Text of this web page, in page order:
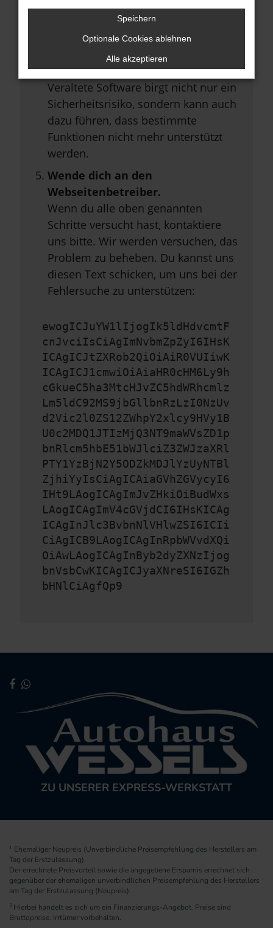
Stelle sicher, dass dein Browser
und dein Betriebssystem auf dem
neuesten Stand sind.
Veraltete Software birgt nicht nur ein
Sicherheitsrisiko, sondern kann auch
dazu führen, dass bestimmte
Funktionen nicht mehr unterstützt
werden.
Wende dich an den
Webseitenbetreiber.
Wenn du alle oben genannten
Schritte versucht hast, kontaktiere
uns bitte. Wir werden versuchen, das
Problem zu beheben. Du kannst uns
diesen Text schicken, um uns bei der
Fehlersuche zu unterstützen:
ewogICJuYW1lIjogIk5ldHdvcmtF
cnJvciIsCiAgImNvbmZpZyI6IHsK
ICAgICJtZXRob2QiOiAiR0VUIiwK
ICAgICJ1cmwiOiAiaHR0cHM6Ly9h
cGkueC5ha3MtcHJvZC5hdWRhcmlz
Lm5ldC92MS9jbGllbnRzLzI0NzUv
d2Vic2l0ZS12ZWhpY2xlcy9HVy1B
U0c2MDQ1JTIzMjQ3NT9maWVsZD1p
bnRlcm5hbE51bWJlciZ3ZWJzaXRl
PTY1YzBjN2Y5ODZkMDJlYzUyNTBl
ZjhiYyIsCiAgICAiaGVhZGVycyI6
IHt9LAogICAgImJvZHkiOiBudWxs
LAogICAgImV4cGVjdCI6IHsKICAg
ICAgInJlc3BvbnNlVHlwZSI6ICIi
CiAgICB9LAogICAgInRpbWVvdXQi
OiAwLAogICAgInByb2dyZXNzIjog
bnVsbCwKICAgICJyaXNreSI6IGZh
bHNlCiAgfQp9
ZU UNSERER EXPRESS-WERKSTATT
1 Ehemaliger Neupreis (Unverbindliche Preisempfehlung des Herstellers am
Tag der Erstzulassung).
Der errechnete Preisvorteil sowie die angegebene Ersparnis errechnet sich
gegenüber der ehemaligen unverbindlichen Preisempfehlung des Herstellers
am Tag der Erstzulassung (Neupreis).
2 Hierbei handelt es sich um ein Finanzierungs-Angebot. Preise sind
Bruttopreise. Irrtümer vorbehalten.
Speichern
Optionale Cookies ablehnen
Alle akzeptieren